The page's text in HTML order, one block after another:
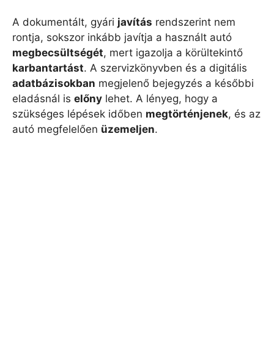
A dokumentált, gyári javítás rendszerint nem
rontja, sokszor inkább javítja a használt autó
megbecsültségét, mert igazolja a körültekintő
karbantartást. A szervizkönyvben és a digitális
adatbázisokban megjelenő bejegyzés a későbbi
eladásnál is előny lehet. A lényeg, hogy a
szükséges lépések időben megtörténjenek, és az
autó megfelelően üzemeljen.